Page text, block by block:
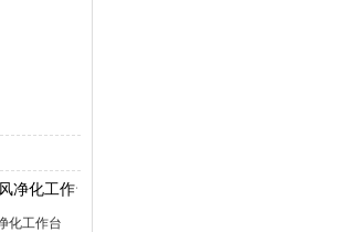
净化工作台
化工作台